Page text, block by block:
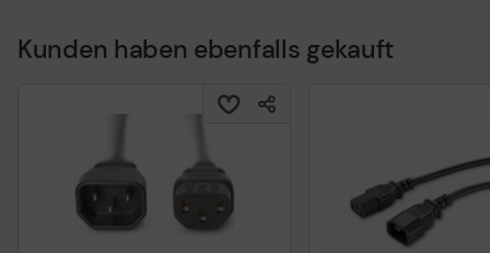
Technisches
Kunden haben ebenfalls gekauft